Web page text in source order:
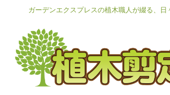
ガーデンエクスプレスの植木職人が綴る、日